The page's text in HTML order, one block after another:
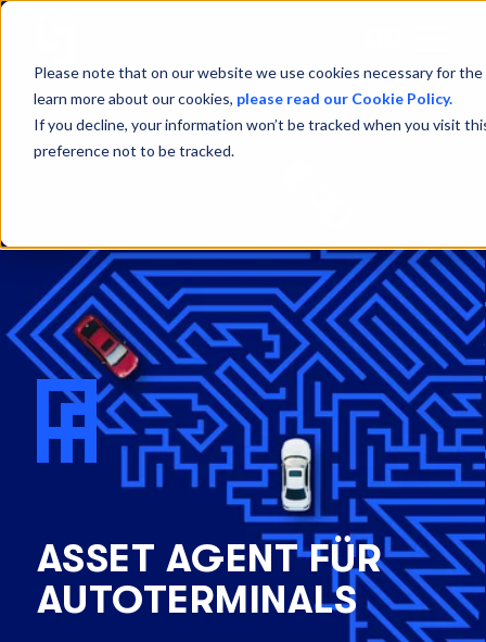
Please note that on our website we use cookies necessary for
learn more about our cookies, please read our Cookie Policy.
If you decline, your information won’t be tracked when you visit
preference not to be tracked.
Menu
ASSET AGENT FÜR
AUTOTERMINALS